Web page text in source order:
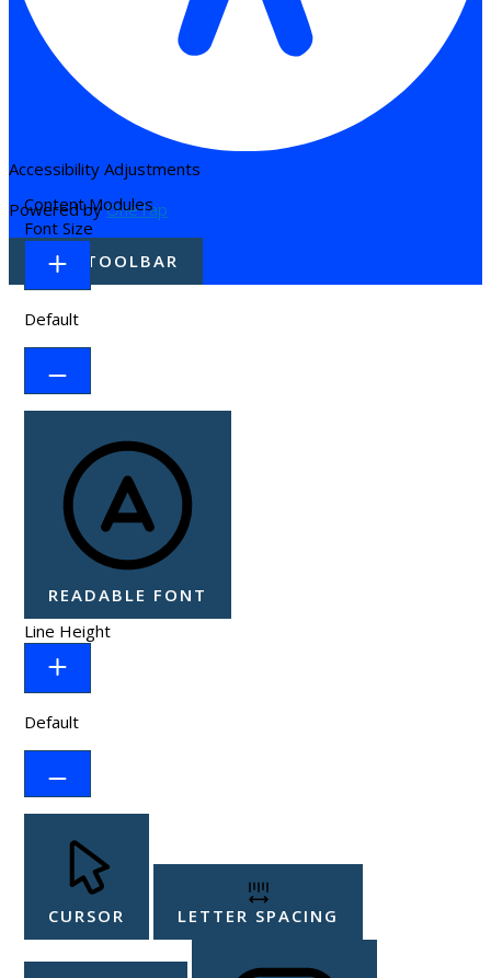
Accessibility Adjustments
Powered byOneTap
HIDE TOOLBAR
Content Modules
Font Size
Default
READABLE FONT
Line Height
Default
CURSOR LETTER SPACING